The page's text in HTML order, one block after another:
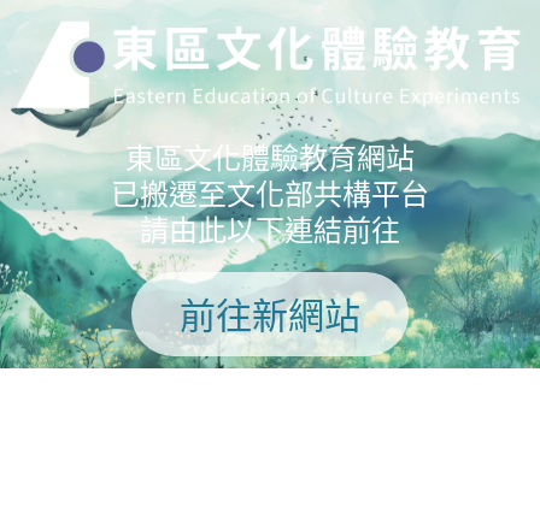
東區文化體驗教育網站
已搬遷至文化部共構平台
請由此以下連結前往
前往新網站